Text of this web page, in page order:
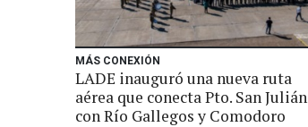
MÁS CONEXIÓN
LADE inauguró una nueva ruta
aérea que conecta Pto. San Julián
con Río Gallegos y Comodoro